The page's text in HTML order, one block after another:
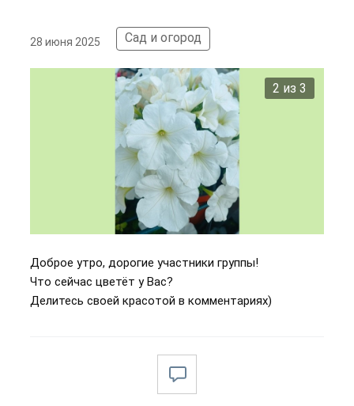
28 июня 2025 Сад и огород
2 из 3
Доброе утро, дорогие участники группы!
Что сейчас цветёт у Вас?
Делитесь своей красотой в комментариях)